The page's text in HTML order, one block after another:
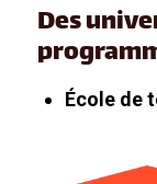
Des
École de